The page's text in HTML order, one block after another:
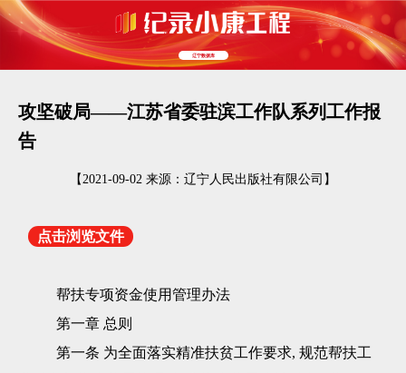
辽宁数据库
攻坚破局——江苏省委驻滨工作队系列工作报
告
【2021-09-02 来源：辽宁人民出版社有限公司】
点击浏览文件
帮扶专项资金使用管理办法
第一章 总则
第一条 为全面落实精准扶贫工作要求, 规范帮扶工